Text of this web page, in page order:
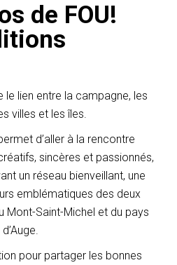
de FOU!
le lien entre la campagne, les
villes et les îles.
d’aller à la rencontre
sincères et passionnés,
un réseau bienveillant, une
emblématiques des deux
Mont-Saint-Michel et du pays
d’Auge.
pour partager les bonnes